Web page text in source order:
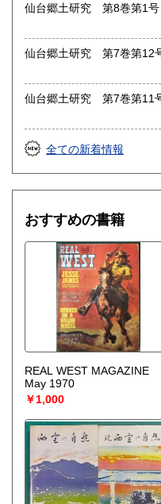
仙台郷土研究 第8巻第1号
仙台郷土研究 第7巻第12
仙台郷土研究 第7巻第11
全ての新着情報
おすすめの書籍
REAL WEST MAGAZINE
May 1970
￥1,000